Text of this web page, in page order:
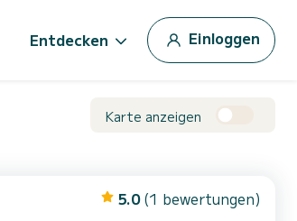
Entdecken Einloggen
Karte anzeigen
5.0 (1 bewertungen)